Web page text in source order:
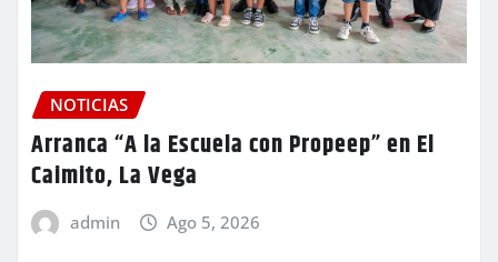
NOTICIAS
Arranca “A la Escuela con Propeep” en El
Caimito, La Vega
admin Ago 5, 2026